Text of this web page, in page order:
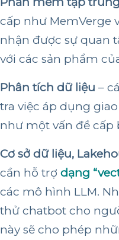
cấp như MemVerge
nhận được sự quan
với các sản phẩm
Phân tích dữ liệu –
tra việc áp dụng
như một vấn đề cấp
Cơ sở dữ liệu,
cần hỗ trợ dạng
các mô hình LLM.
thử chatbot cho
này sẽ cho phép